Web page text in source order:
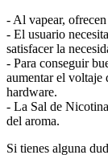
- Al vapear,
- El usuario
satisfacer la
- Para conseguir
aumentar el voltaje
hardware.
- La Sal de
del aroma.
Si tienes alguna